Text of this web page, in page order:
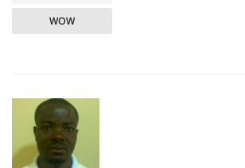
WOW